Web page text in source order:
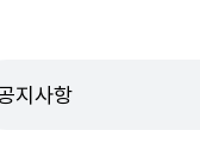
지사항